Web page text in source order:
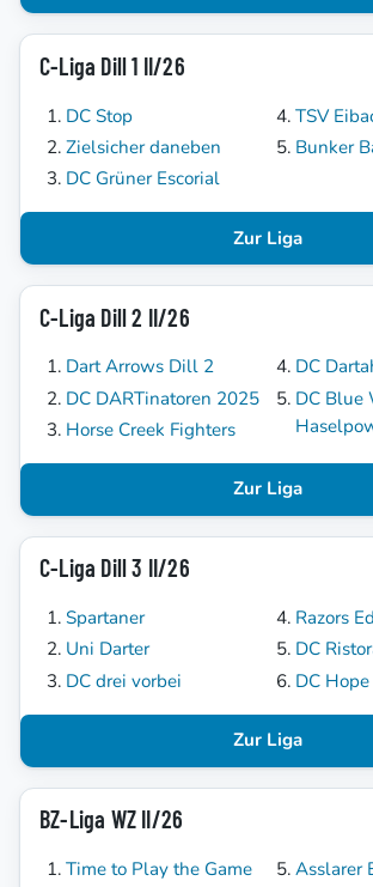
C-Liga Dill 1 II/26
DC Stop
Zielsicher daneben
DC Grüner Escorial
TSV
Bunker
Zur Liga
C-Liga Dill 2 II/26
Dart Arrows Dill 2
DC DARTinatoren 2025
Horse Creek Fighters
DC
DC Blue
Zur Liga
C-Liga Dill 3 II/26
Spartaner
Uni Darter
DC drei vorbei
Razors
DC
DC
Zur Liga
BZ-Liga WZ II/26
Time to Play the Game
Asslarer